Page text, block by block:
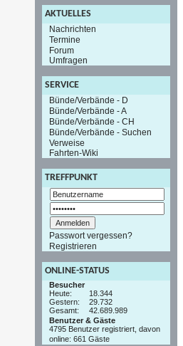
AKTUELLES
Nachrichten
Termine
Forum
Umfragen
SERVICE
Bünde/Verbände - D
Bünde/Verbände - A
Bünde/Verbände - CH
Bünde/Verbände - Suchen
Verweise
Fahrten-Wiki
TREFFPUNKT
Passwort vergessen?
Registrieren
ONLINE-STATUS
Besucher
Heute:
18.344
Gestern:
29.732
Gesamt:
42.689.989
Benutzer & Gäste
4795 Benutzer registriert, davon
online: 661 Gäste